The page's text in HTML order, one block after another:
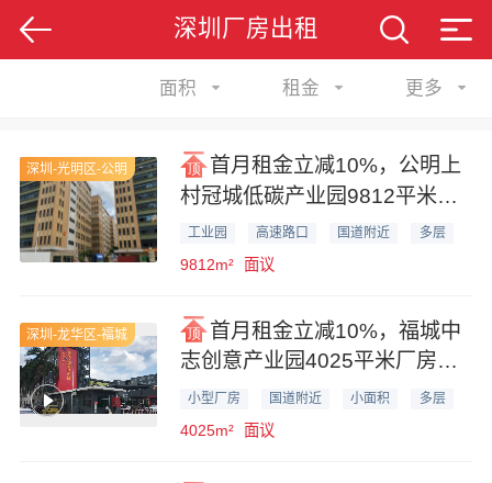
深圳厂房出租
面积 租金 更多
深圳-光明区-公明
首月租金立减10%，公明上
村冠城低碳产业园9812平米厂
房仓库业主直租分租
工业园 高速路口 国道附近 多层
9812m² 面议
深圳-龙华区-福城
首月租金立减10%，福城中
志创意产业园4025平米厂房办
公室仓库业主直租
小型厂房 国道附近 小面积 多层
4025m² 面议